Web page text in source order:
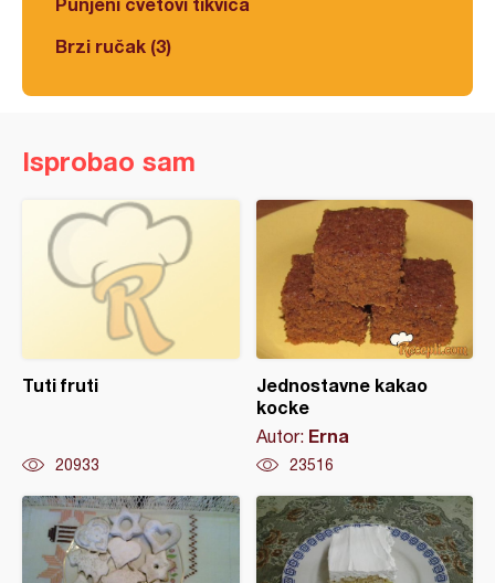
Brzi ručak (3)
Isprobao sam
Tuti fruti
20933
Jednostavne kakao
kocke
Autor: Erna
23516